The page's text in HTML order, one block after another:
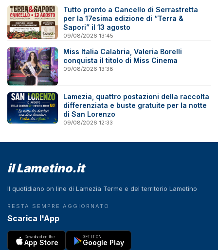
Tutto pronto a Cancello di Serrastretta
per la 17esima edizione di “Terra &
Sapori” il 13 agosto
09/08/2026 13:45
Miss Italia Calabria, Valeria Borelli
conquista il titolo di Miss Cinema
09/08/2026 13:38
Lamezia, quattro postazioni della raccolta
differenziata e buste gratuite per la notte
di San Lorenzo
09/08/2026 12:33
il Lametino.it
Il quotidiano on line di Lamezia Terme e del territorio Lametino
RESTA SEMPRE AGGIORNATO
Scarica l'App
Download on the
App Store
GET IT ON
Google Play